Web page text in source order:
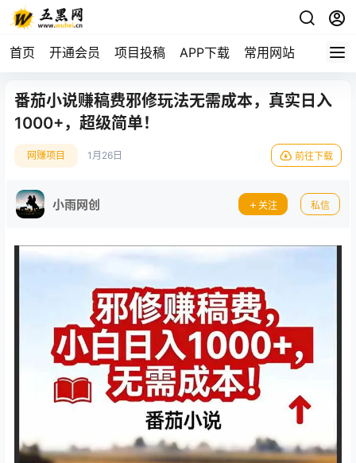
首页 开通会员 项目投稿 APP下载 常用网站
番茄小说赚稿费邪修玩法无需成本，真实日入
1000+，超级简单！
网赚项目 1月26日 前往下载
小雨网创 关注 私信